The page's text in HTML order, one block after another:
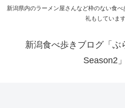
新潟県内のラーメン屋さんなど枠のない食
礼もしています
新潟食べ歩きブログ「
Season2」